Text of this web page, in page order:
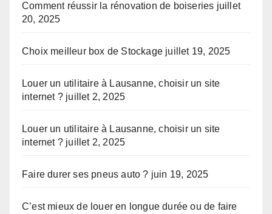
Comment réussir la rénovation de boiseries juillet
20, 2025
Choix meilleur box de Stockage juillet 19, 2025
Louer un utilitaire à Lausanne, choisir un site
internet ? juillet 2, 2025
Louer un utilitaire à Lausanne, choisir un site
internet ? juillet 2, 2025
Faire durer ses pneus auto ? juin 19, 2025
C’est mieux de louer en longue durée ou de faire